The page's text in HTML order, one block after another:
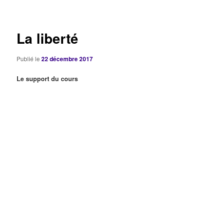
La liberté
Publié le22 décembre 2017
Le support du cours